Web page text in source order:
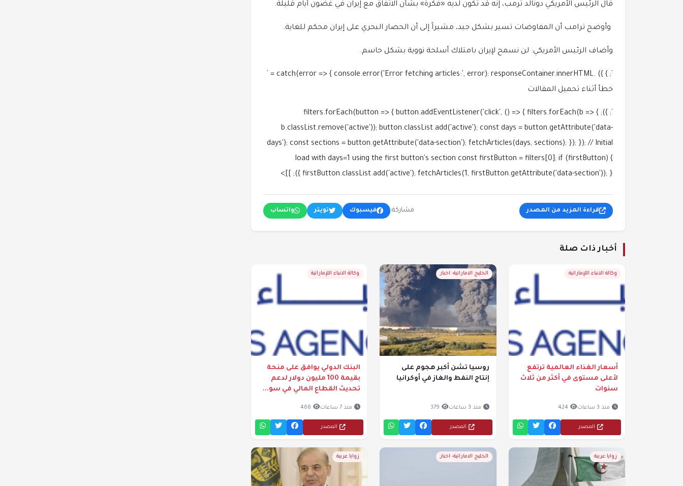
قال الرئيس الأمريكي دونالد ترمب، إنه قد تكون لديه «فكرة» بشأن الاتفاق مع إيران في غضون أيام قليلة.
وأوضح ترامب أن المفاوضات تسير بشكل جيد، مشيراً إلى أن الحصار البحري على إيران محكم للغاية.
وأضاف الرئيس الأمريكي: لن نسمح لإيران بامتلاك أسلحة نووية بشكل حاسم.
`; } }) .catch(error => { console.error('Error fetching articles:', error); responseContainer.innerHTML = `
خطأ أثناء تحميل المقالات
`; }); } filters.forEach(button => { button.addEventListener('click', () => { filters.forEach(b =>
b.classList.remove('active')); button.classList.add('active'); const days = button.getAttribute('data-
days'); const sections = button.getAttribute('data-section'); fetchArticles(days, sections); }); }); // Initial
load with days=1 using the first button's section const firstButton = filters[0]; if (firstButton) {
firstButton.classList.add('active'); fetchArticles(1, firstButton.getAttribute('data-section')); } }); ]]>
قراءة المزيد من المصدر مشاركة: فيسبوك تويتر واتساب
أخبار ذات صلة
وكالة الانباء اللإماراتية
أسعار الغذاء العالمية ترتفع
لأعلى مستوى في أكثر من ثلاث
سنوات
منذ 3 ساعات 424
المصدر
الخليج الاماراتية- اخبار
روسيا تشن أكبر هجوم على
إنتاج النفط والغاز في أوكرانيا
منذ 3 ساعات 379
المصدر
وكالة الانباء اللإماراتية
البنك الدولي يوافق على منحة
بقيمة 100 مليون دولار لدعم
تحديث القطاع المالي في سو...
منذ 7 ساعات 468
المصدر
زوايا عربية الخليج الاماراتية- اخبار زوايا عربية